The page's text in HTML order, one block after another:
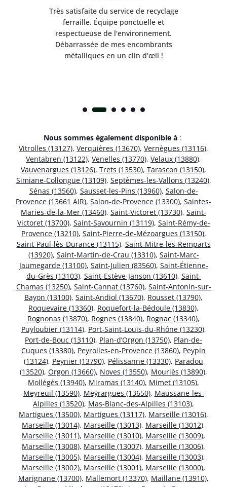
Très satisfaite du service de recyclage
ferraille. Équipe ponctuelle et
respectueuse de l'environnement.
Débarrassée de mes encombrants
métalliques en un clin d'œil !
Nous sommes également disponible à :
Vitrolles (13127), Verquières (13670), Vernègues (13116),
Ventabren (13122), Venelles (13770), Velaux (13880),
Vauvenargues (13126), Trets (13530), Tarascon (13150),
Simiane-Collongue (13109), Septèmes-les-Vallons (13240),
Sénas (13560), Sausset-les-Pins (13960), Salon-de-
Provence (13661 AIR), Salon-de-Provence (13300), Saintes-
Maries-de-la-Mer (13460), Saint-Victoret (13730), Saint-
Victoret (13700), Saint-Savournin (13119), Saint-Rémy-de-
Provence (13210), Saint-Pierre-de-Mézoargues (13150),
Saint-Paul-lès-Durance (13115), Saint-Mitre-les-Remparts
(13920), Saint-Martin-de-Crau (13310), Saint-Marc-
Jaumegarde (13100), Saint-Julien (83560), Saint-Étienne-
du-Grès (13103), Saint-Estève-Janson (13610), Saint-
Chamas (13250), Saint-Cannat (13760), Saint-Antonin-sur-
Bayon (13100), Saint-Andiol (13670), Rousset (13790),
Roquevaire (13360), Roquefort-la-Bédoule (13830),
Rognonas (13870), Rognes (13840), Rognac (13340),
Puyloubier (13114), Port-Saint-Louis-du-Rhône (13230),
Port-de-Bouc (13110), Plan-d’Orgon (13750), Plan-de-
Cuques (13380), Peyrolles-en-Provence (13860), Peypin
(13124), Peynier (13790), Pélissanne (13330), Paradou
(13520), Orgon (13660), Noves (13550), Mouriès (13890),
Mollégès (13940), Miramas (13140), Mimet (13105),
Meyreuil (13590), Meyrargues (13650), Maussane-les-
Alpilles (13520), Mas-Blanc-des-Alpilles (13103),
Martigues (13500), Martigues (13117), Marseille (13016),
Marseille (13014), Marseille (13013), Marseille (13012),
Marseille (13011), Marseille (13010), Marseille (13009),
Marseille (13008), Marseille (13007), Marseille (13006),
Marseille (13005), Marseille (13004), Marseille (13003),
Marseille (13002), Marseille (13001), Marseille (13000),
Marignane (13700), Mallemort (13370), Maillane (13910),